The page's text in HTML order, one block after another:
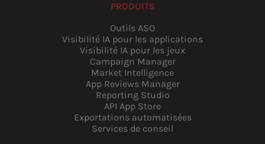
PRODUITS
Outils ASO
Visibilité IA pour les applications
Visibilité IA pour les jeux
Campaign Manager
Market Intelligence
App Reviews Manager
Reporting Studio
API App Store
Exportations automatisées
Services de conseil